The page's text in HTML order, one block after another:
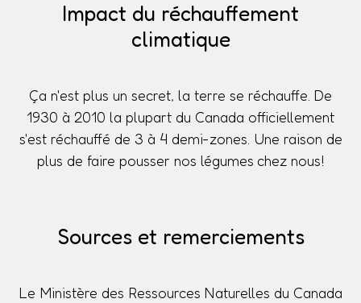
Impact du réchauffement
climatique
Ça n'est plus un secret, la terre se réchauffe. De
1930 à 2010 la plupart du Canada officiellement
s'est réchauffé de 3 à 4 demi-zones. Une raison de
plus de faire pousser nos légumes chez nous!
Sources et remerciements
Le Ministère des Ressources Naturelles du Canada